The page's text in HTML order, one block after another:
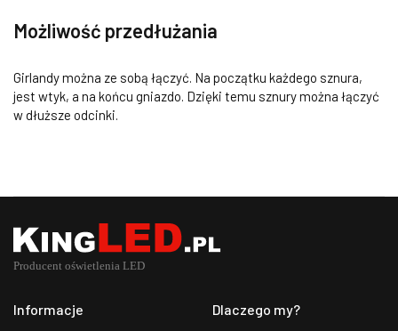
Możliwość przedłużania
Girlandy można ze sobą łączyć. Na początku każdego sznura,
jest wtyk, a na końcu gniazdo. Dzięki temu sznury można łączyć
w dłuższe odcinki.
Informacje Dlaczego my?